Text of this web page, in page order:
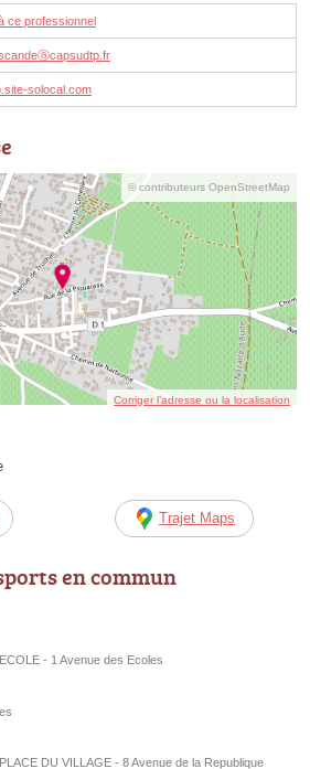
ce professionnel
solocal.com
© contributeurs OpenStreetMap
Corriger l’adresse ou la localisation
Trajet Maps
en commun
- 1 Avenue des Ecoles
DU VILLAGE - 8 Avenue de la Republique